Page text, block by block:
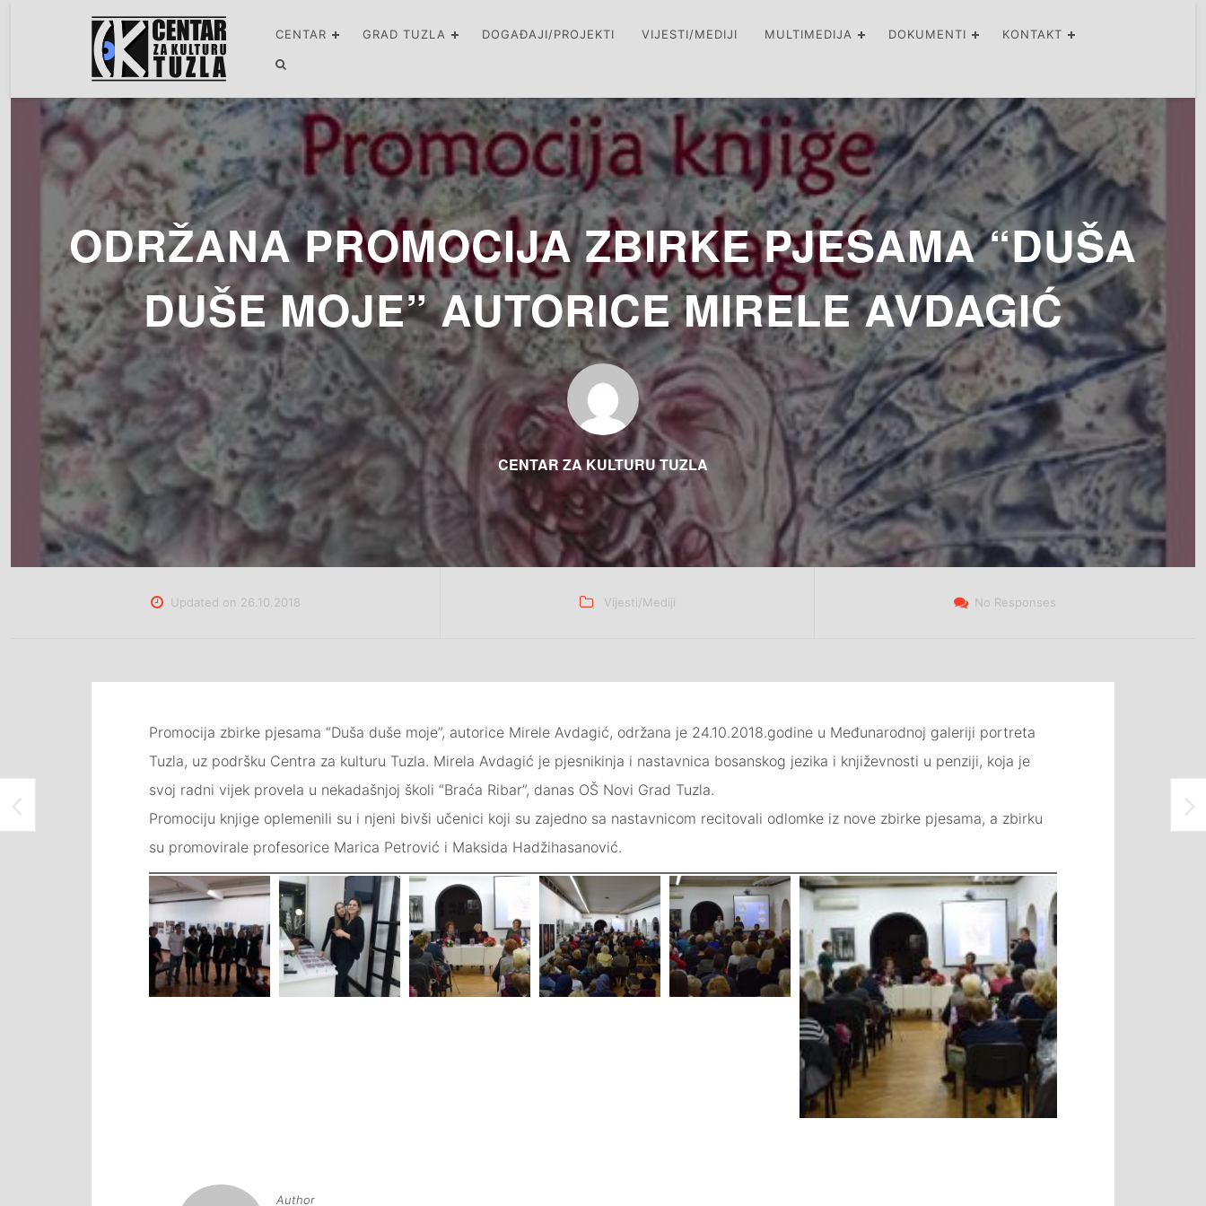
CENTAR GRAD TUZLA DOGAĐAJI/PROJEKTI VIJESTI/MEDIJI MULTIMEDIJA DOKUMENTI KONTAKT
ODRŽANA PROMOCIJA ZBIRKE PJESAMA “DUŠA
DUŠE MOJE” AUTORICE MIRELE AVDAGIĆ
CENTAR ZA KULTURU TUZLA
Updated on 26.10.2018 Categories
Vijesti/Mediji No Responses
Promocija zbirke pjesama “Duša duše moje”, autorice Mirele Avdagić, održana je 24.10.2018.godine u Međunarodnoj galeriji portreta
Tuzla, uz podršku Centra za kulturu Tuzla. Mirela Avdagić je pjesnikinja i nastavnica bosanskog jezika i književnosti u penziji, koja je
svoj radni vijek provela u nekadašnjoj školi “Braća Ribar”, danas OŠ Novi Grad Tuzla.
Promociju knjige oplemenili su i njeni bivši učenici koji su zajedno sa nastavnicom recitovali odlomke iz nove zbirke pjesama, a zbirku
su promovirale profesorice Marica Petrović i Maksida Hadžihasanović.
Author